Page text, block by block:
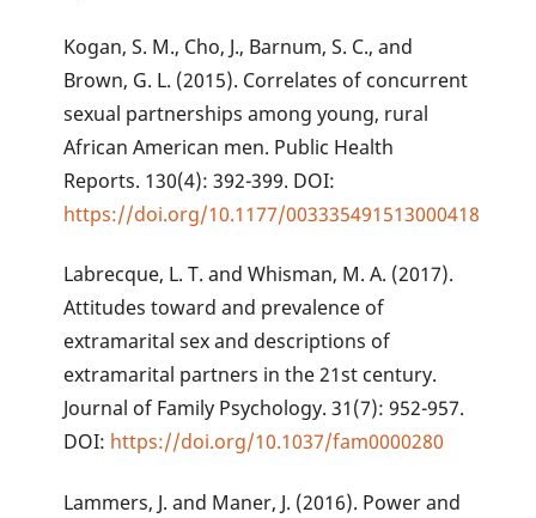
Kogan, S. M., Cho, J., Barnum, S. C., and
Brown, G. L. (2015). Correlates of concurrent
sexual partnerships among young, rural
African American men. Public Health
Reports. 130(4): 392-399. DOI:
https://doi.org/10.1177/003335491513000418
Labrecque, L. T. and Whisman, M. A. (2017).
Attitudes toward and prevalence of
extramarital sex and descriptions of
extramarital partners in the 21st century.
Journal of Family Psychology. 31(7): 952-957.
DOI: https://doi.org/10.1037/fam0000280
Lammers, J. and Maner, J. (2016). Power and